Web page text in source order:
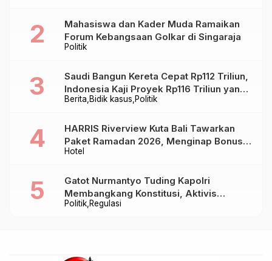
Politik
Mahasiswa dan Kader Muda Ramaikan
Forum Kebangsaan Golkar di Singaraja
Berita Bidik kasus Politik
Saudi Bangun Kereta Cepat Rp112 Triliun,
Indonesia Kaji Proyek Rp116 Triliun yang
Baru Sampai Bandung
Hotel
HARRIS Riverview Kuta Bali Tawarkan
Paket Ramadan 2026, Menginap Bonus
Takjil hingga Bukber Mulai Rp88.888
Politik Regulasi
Gatot Nurmantyo Tuding Kapolri
Membangkang Konstitusi, Aktivis
Tegaskan Polri Tak Punya Sejarah